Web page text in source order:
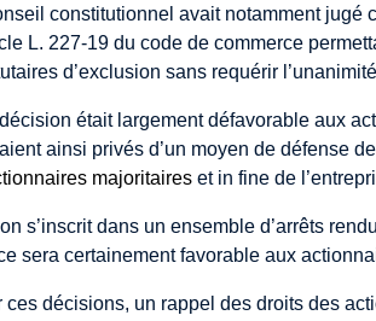
constitutionnel avait notamment jugé
L. 227-19 du code de commerce
d’exclusion sans requérir
était largement défavorable aux
ainsi privés d’un moyen de défense
majoritaires et in fine de
s’inscrit dans un ensemble d’arrêts
sera certainement favorable aux
ces décisions, un rappel des droits des